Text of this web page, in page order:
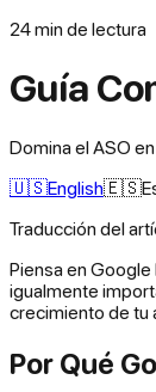
24min de lectura
Guía
Domina el ASO
🇺🇸English🇪🇸
Traducción del
Piensa en Google
igualmente
crecimiento de tu
Por Qué